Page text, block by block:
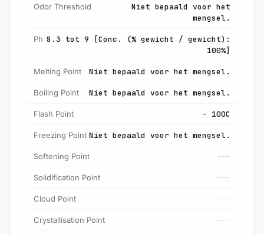
Odor Threshold
Niet bepaald voor het
mengsel.
Ph 8.3 tot 9 [Conc. (% gewicht / gewicht):
100%]
Melting Point Niet bepaald voor het mengsel.
Boiling Point Niet bepaald voor het mengsel.
Flash Point - 100C
Freezing Point Niet bepaald voor het mengsel.
Softening Point ---
Solidification Point ---
Cloud Point ---
Crystallisation Point ---